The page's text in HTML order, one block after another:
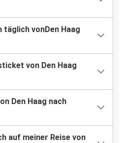
täglich vonDen Haag
von Den Haag
Den Haag nach
auf meiner Reise von